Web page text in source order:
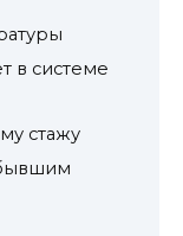
в системе
стажу